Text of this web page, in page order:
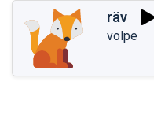
räv
volpe